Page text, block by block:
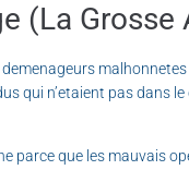
(La Grosse
demenageurs
qui n’etaient pas dans
parce que les mauvais